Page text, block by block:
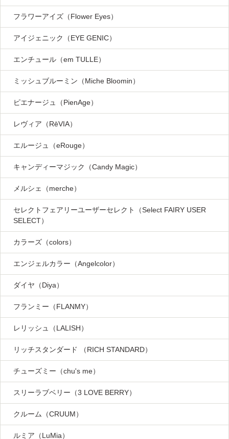
フラワーアイズ（Flower Eyes）
アイジェニック（EYE GENIC）
エンチュール（em TULLE）
ミッシュブルーミン（Miche Bloomin）
ピエナージュ（PienAge）
レヴィア（RēVIA）
エルージュ（eRouge）
キャンディーマジック（Candy Magic）
メルシェ（merche）
セレクトフェアリーユーザーセレクト（Select FAIRY USER
SELECT）
カラーズ（colors）
エンジェルカラー（Angelcolor）
ダイヤ（Diya）
フランミー（FLANMY）
レリッシュ（LALISH）
リッチスタンダード （RICH STANDARD）
チューズミー（chu's me）
スリーラブベリー（3 LOVE BERRY）
クルーム（CRUUM）
ルミア（LuMia）